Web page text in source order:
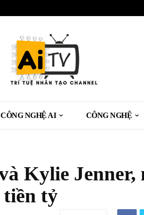
CÔNG NGHỆ AI CÔNG NGHỆ
Kylie Jenner,
tiền tỷ